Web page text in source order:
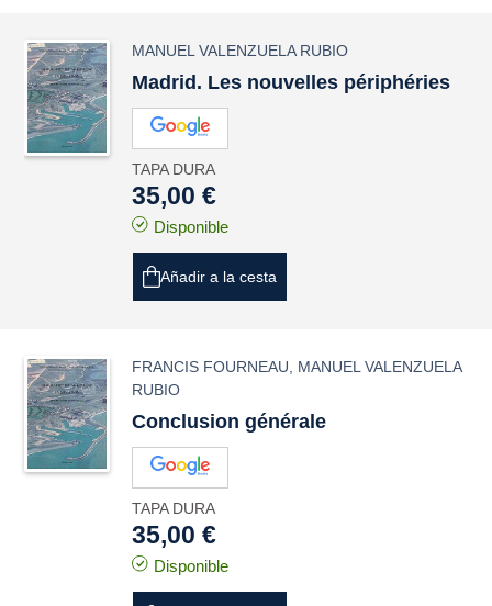
MANUEL VALENZUELA RUBIO
Madrid. Les nouvelles périphéries
TAPA DURA
35,00 €
Disponible
Añadir a la cesta
FRANCIS FOURNEAU
MANUEL VALENZUELA
RUBIO
Conclusion générale
TAPA DURA
35,00 €
Disponible